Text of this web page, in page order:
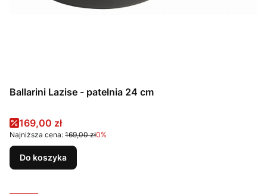
Ballarini Lazise - patelnia 24 cm
Cena promocyjna
169,00 zł
Najniższa cena: 169,00 zł0%
Do koszyka